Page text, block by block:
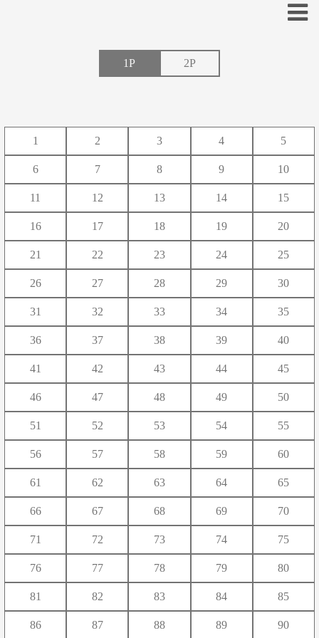
た ち つ て と
な に ぬ ね の
は ひ ふ へ ほ
ま み む め も
や ゆ よ
ら り る れ ろ
1P 2P
1 2 3 4 5
6 7 8 9 10
11 12 13 14 15
16 17 18 19 20
21 22 23 24 25
26 27 28 29 30
31 32 33 34 35
36 37 38 39 40
41 42 43 44 45
46 47 48 49 50
51 52 53 54 55
56 57 58 59 60
61 62 63 64 65
66 67 68 69 70
71 72 73 74 75
76 77 78 79 80
81 82 83 84 85
86 87 88 89 90